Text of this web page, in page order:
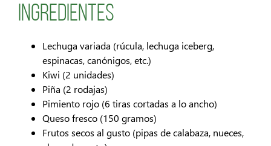
Ingredientes
Lechuga variada (rúcula, lechuga iceberg,
espinacas, canónigos, etc.)
Kiwi (2 unidades)
Piña (2 rodajas)
Pimiento rojo (6 tiras cortadas a lo ancho)
Queso fresco (150 gramos)
Frutos secos al gusto (pipas de calabaza, nueces,